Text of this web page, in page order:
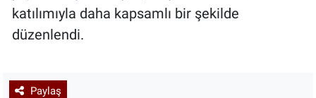
katılımıyla daha kapsamlı bir şekilde
düzenlendi.
Paylaş